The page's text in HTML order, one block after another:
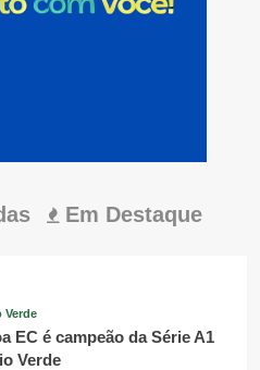
Em Destaque
Verde
EC é campeão da Série A1
Verde